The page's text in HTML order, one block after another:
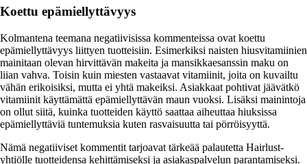
Koettu epämiellyttävyys
Kolmantena teemana negatiivisissa kommenteissa ovat koettu
epämiellyttävyys liittyen tuotteisiin. Esimerkiksi naisten hiusvitamiinien
mainitaan olevan hirvittävän makeita ja mansikkaesanssin maku on
liian vahva. Toisin kuin miesten vastaavat vitamiinit, joita on kuvailtu
vähän erikoisiksi, mutta ei yhtä makeiksi. Asiakkaat pohtivat jäävätkö
vitamiinit käyttämättä epämiellyttävän maun vuoksi. Lisäksi mainintoja
on ollut siitä, kuinka tuotteiden käyttö saattaa aiheuttaa hiuksissa
epämiellyttäviä tuntemuksia kuten rasvaisuutta tai pörröisyyttä.
Nämä negatiiviset kommentit tarjoavat tärkeää palautetta Hairlust-
yhtiölle tuotteidensa kehittämiseksi ja asiakaspalvelun parantamiseksi.